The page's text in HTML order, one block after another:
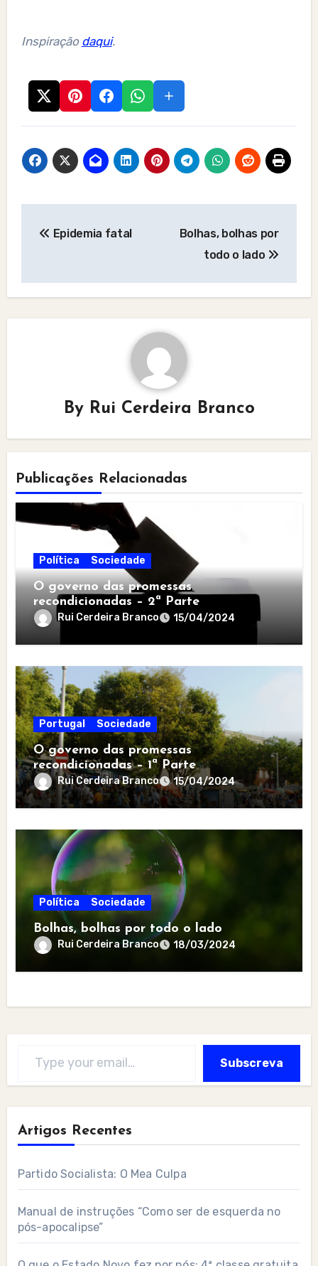
Inspiração daqui.
navigation
Epidemia fatal
Bolhas, bolhas por
todo o lado
By Rui Cerdeira Branco
Publicações Relacionadas
Política Sociedade
O governo das promessas
recondicionadas – 2ª Parte
Rui Cerdeira Branco 15/04/2024
Portugal Sociedade
O governo das promessas
recondicionadas – 1ª Parte
Rui Cerdeira Branco 15/04/2024
Política Sociedade
Bolhas, bolhas por todo o lado
Rui Cerdeira Branco 18/03/2024
Subscreva
Artigos Recentes
Partido Socialista: O Mea Culpa
Manual de instruções “Como ser de esquerda no
pós-apocalipse”